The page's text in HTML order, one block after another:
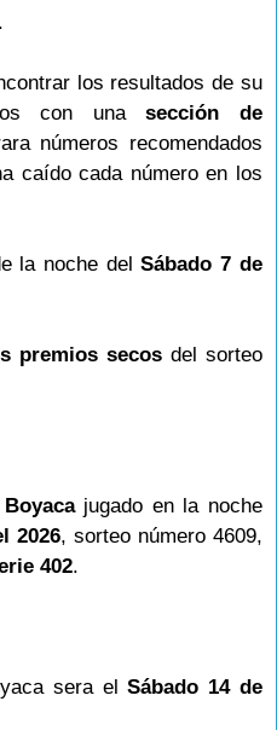
los resultados de su
con unasección de
números recomendados
caído cada número en los
la noche delSábado 7 de
premios secosdel sorteo
Boyacajugado en la noche
2026, sorteo número 4609,
402.
sera elSábado 14 de